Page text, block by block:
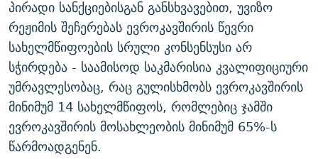
პირადი სანქციებისგან განსხვავებით, უვიზო
რეჟიმის შეჩერებას ევროკავშირის წევრი
სახელმწიფოების სრული კონსენსუსი არ
სჭირდება - საამისოდ საკმარისია კვალიფიციური
უმრავლესობაც, რაც გულისხმობს ევროკავშირის
მინიმუმ 14 სახელმწიფოს, რომლებიც ჯამში
ევროკავშირის მოსახლეობის მინიმუმ 65%-ს
წარმოადგენენ.